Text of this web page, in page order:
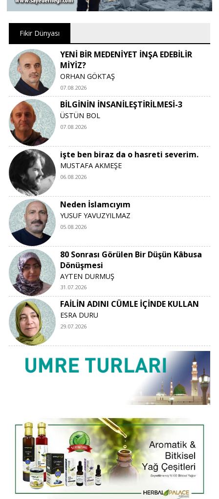
Fikir Dünyası
YENİ BİR MEDENİYET İNŞA EDEBİLİR
MİYİZ?
ORHAN GÖKTAŞ
07.08.2026
BİLGİNİN İNSANİLEŞTİRİLMESİ-3
ÜSTÜN BOL
07.08.2026
işte ben biraz da o hasreti severim.
MUSTAFA AKMEŞE
06.08.2026
Neden İslamcıyım
YUSUF YAVUZYILMAZ
05.08.2026
80 Sonrası Görülen Bir Düşün Kâbusa
Dönüşmesi
AYTEN DURMUŞ
31.07.2026
FAİLİN ADINI CÜMLE İÇİNDE KULLAN
ESRA DURU
29.07.2026